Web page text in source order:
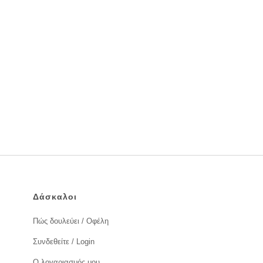
Δάσκαλοι
Πώς δουλεύει / Οφέλη
Συνδεθείτε / Login